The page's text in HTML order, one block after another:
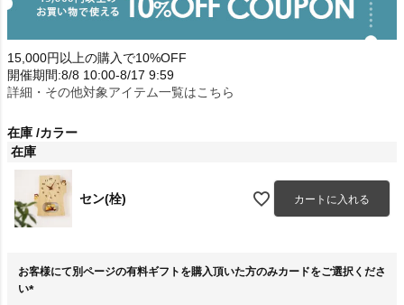
15,000円以上の購入で10%OFF
開催期間:8/8 10:00-8/17 9:59
詳細・その他対象アイテム一覧はこちら
在庫 カラー
在庫
セン(栓) カートに入れる
お客様にて別ページの有料ギフトを購入頂いた方のみカードをご選択くださ
い